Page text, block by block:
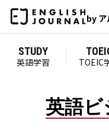
by ア
STUDY
英語学習 TOEIC
英語